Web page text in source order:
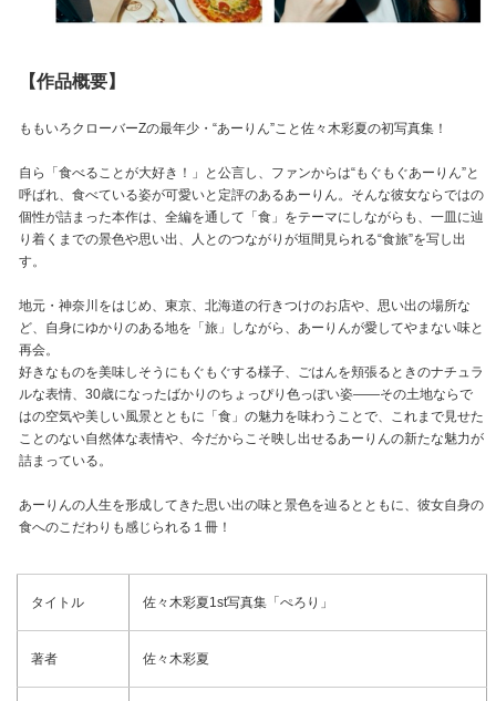
【作品概要】
ももいろクローバーZの最年少・“あーりん”こと佐々木彩夏の初写真集！
自ら「食べることが大好き！」と公言し、ファンからは“もぐもぐあーりん”と
呼ばれ、食べている姿が可愛いと定評のあるあーりん。そんな彼女ならではの
個性が詰まった本作は、全編を通して「食」をテーマにしながらも、一皿に辿
り着くまでの景色や思い出、人とのつながりが垣間見られる“食旅”を写し出
す。
地元・神奈川をはじめ、東京、北海道の行きつけのお店や、思い出の場所な
ど、自身にゆかりのある地を「旅」しながら、あーりんが愛してやまない味と
再会。
好きなものを美味しそうにもぐもぐする様子、ごはんを頬張るときのナチュラ
ルな表情、30歳になったばかりのちょっぴり色っぽい姿――その土地ならで
はの空気や美しい風景とともに「食」の魅力を味わうことで、これまで見せた
ことのない自然体な表情や、今だからこそ映し出せるあーりんの新たな魅力が
詰まっている。
あーりんの人生を形成してきた思い出の味と景色を辿るとともに、彼女自身の
食へのこだわりも感じられる１冊！
タイトル 佐々木彩夏1st写真集「ぺろり」
著者 佐々木彩夏